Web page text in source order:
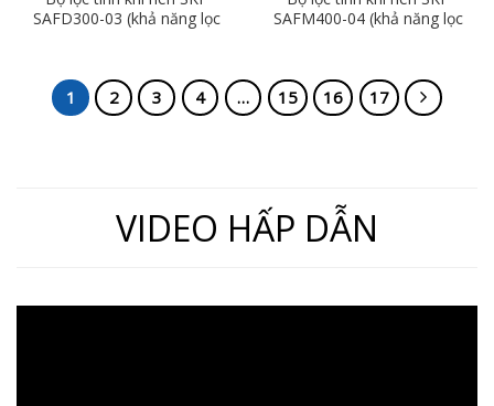
SAFD300-03 (khả năng lọc
SAFM400-04 (khả năng lọc
1 2 3 4 … 15 16 17
VIDEO HẤP DẪN